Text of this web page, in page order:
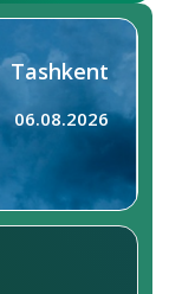
Tashkent
06.08.2026